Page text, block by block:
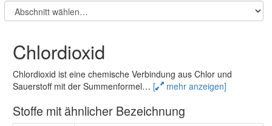
Chlordioxid
Chlordioxid ist eine chemische Verbindung aus Chlor und
Sauerstoff mit der Summenformel… [ mehr anzeigen]
Stoffe mit ähnlicher Bezeichnung